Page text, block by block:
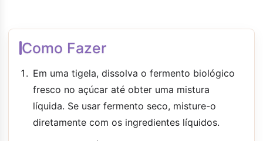
Como Fazer
Em uma tigela, dissolva o fermento biológico
fresco no açúcar até obter uma mistura
líquida. Se usar fermento seco, misture-o
diretamente com os ingredientes líquidos.